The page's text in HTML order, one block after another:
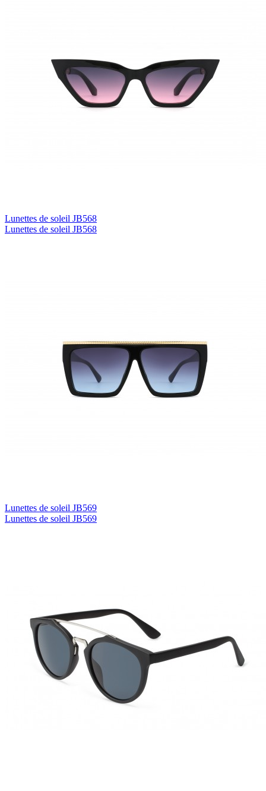
Lunettes de soleil JB568
Lunettes de soleil JB568
Lunettes de soleil JB569
Lunettes de soleil JB569